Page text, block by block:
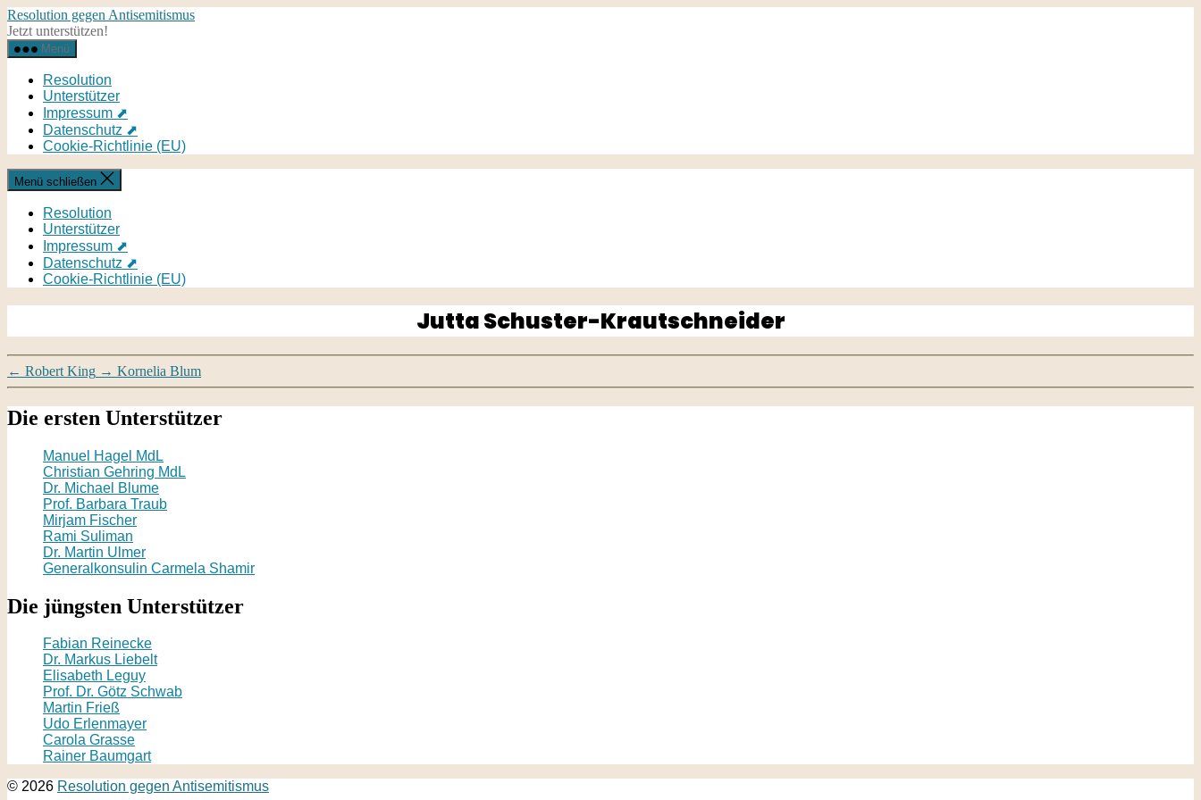
Direkt
zum
Inhalt
wechseln
Resolution gegen Antisemitismus
Jetzt unterstützen!
Menü
Resolution
Unterstützer
Impressum ⬈
Datenschutz ⬈
Cookie-Richtlinie (EU)
Menü schließen
Resolution
Unterstützer
Impressum ⬈
Datenschutz ⬈
Cookie-Richtlinie (EU)
Jutta Schuster-Krautschneider
← Robert King → Kornelia Blum
Die ersten Unterstützer
Manuel Hagel MdL
Christian Gehring MdL
Dr. Michael Blume
Prof. Barbara Traub
Mirjam Fischer
Rami Suliman
Dr. Martin Ulmer
Generalkonsulin Carmela Shamir
Die jüngsten Unterstützer
Fabian Reinecke
Dr. Markus Liebelt
Elisabeth Leguy
Prof. Dr. Götz Schwab
Martin Frieß
Udo Erlenmayer
Carola Grasse
Rainer Baumgart
© 2026 Resolution gegen Antisemitismus